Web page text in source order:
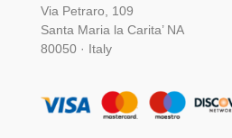
Via Petraro, 109
Santa Maria la Carita’ NA
80050 · Italy